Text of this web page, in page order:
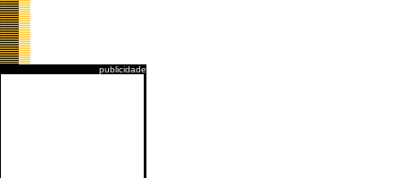
publicidade